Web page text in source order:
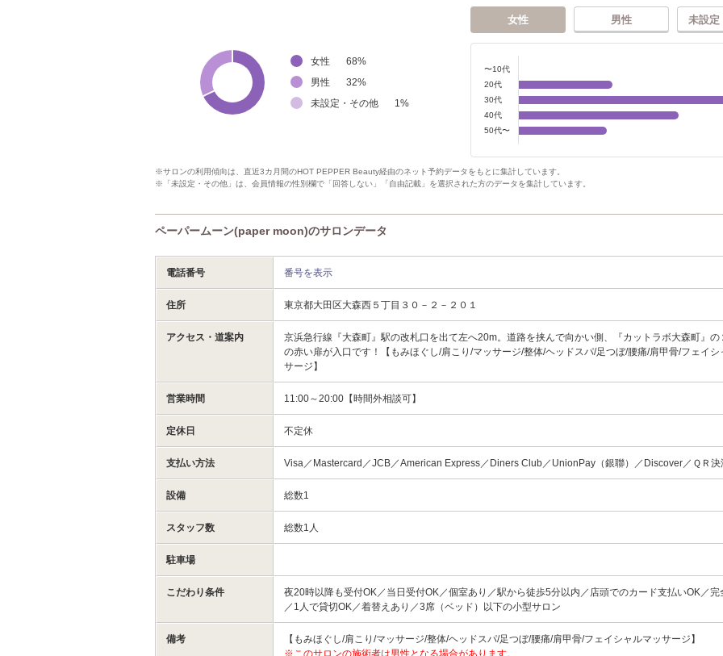
女性 68%
男性
32%
未設定・その他
1 %
女性 男性 未設定
〜10代
20代
30代
40代
50代〜
※サロンの利用傾向は、直近3カ月間のHOT PEPPER Beauty経由のネット予約データをもとに集計しています。
※「未設定・その他」は、会員情報の性別欄で「回答しない」「自由記載」を選択された方のデータを集計しています。
ペーパームーン(paper moon)のサロンデータ
電話番号 番号を表示
住所 東京都大田区大森西５丁目３０－２－２０１
アクセス・道案内
京浜急行線『大森町』駅の改札口を出て左へ20m。道路を挟んで向かい側、『カットラボ大森町』の
の赤い扉が入口です！【もみほぐし/肩こり/マッサージ/整体/ヘッドスパ/足つぼ/腰痛/肩甲骨/フェイシ
サージ】
営業時間 11:00～20:00【時間外相談可】
定休日 不定休
支払い方法 Visa／Mastercard／JCB／American Express／Diners Club／UnionPay（銀聯）／Discover／ＱＲ決
設備 総数1
スタッフ数 総数1人
駐車場
こだわり条件
夜20時以降も受付OK／当日受付OK／個室あり／駅から徒歩5分以内／店頭でのカード支払いOK／完
／1人で貸切OK／着替えあり／3席（ベッド）以下の小型サロン
備考
【もみほぐし/肩こり/マッサージ/整体/ヘッドスパ/足つぼ/腰痛/肩甲骨/フェイシャルマッサージ】
※このサロンの施術者は男性となる場合があります。